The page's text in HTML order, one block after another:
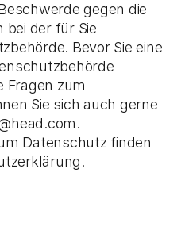
gegen die
bei der für Sie
Bevor Sie eine
Fragen zum
Sie sich auch gerne
Datenschutz finden